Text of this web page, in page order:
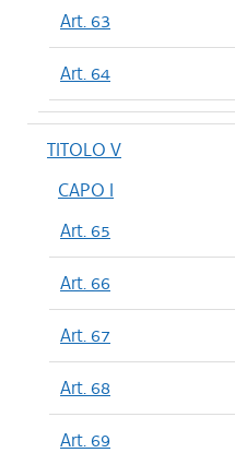
Art. 63
Art. 64
TITOLO V
CAPO I
Art. 65
Art. 66
Art. 67
Art. 68
Art. 69